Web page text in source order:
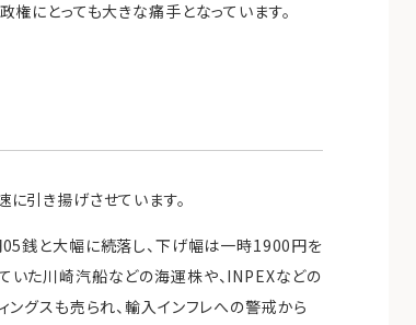
にとっても大きな痛手となっています。
引き揚げさせています。
銭と大幅に続落し、下げ幅は一時1900円を
いた川崎汽船などの海運株や、INPEXなどの
グスも売られ、輸入インフレへの警戒から